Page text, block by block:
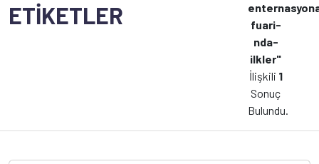
ETİKETLER
fuari-
nda-
ilkler"
İlişkili 1
Sonuç
Bulundu.